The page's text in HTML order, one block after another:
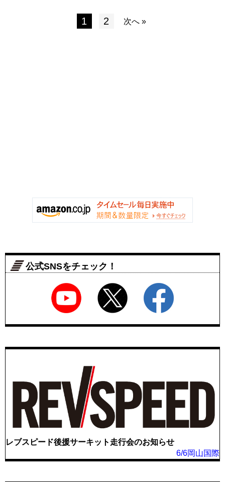
1 2 次へ »
公式SNSをチェック！
レブスピード後援サーキット走行会のお知らせ
6/6岡山国際